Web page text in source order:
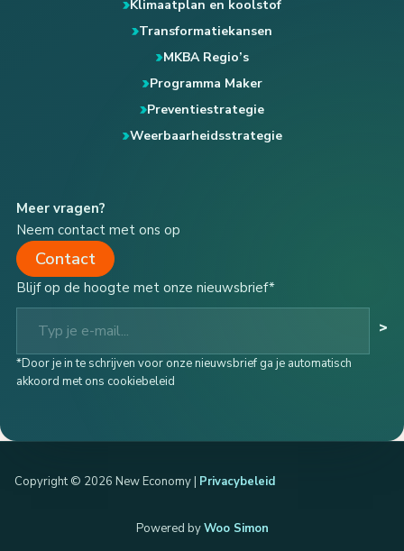
Klimaatplan en koolstof
Transformatiekansen
MKBA Regio’s
Programma Maker
Preventiestrategie
Weerbaarheidsstrategie
Meer vragen?
Neem contact met ons op
Contact
Blijf op de hoogte met onze nieuwsbrief*
Typ je e-mail...
>
*Door je in te schrijven voor onze nieuwsbrief ga je automatisch
akkoord met ons cookiebeleid
Copyright © 2026 New Economy | Privacybeleid
Powered byWoo Simon